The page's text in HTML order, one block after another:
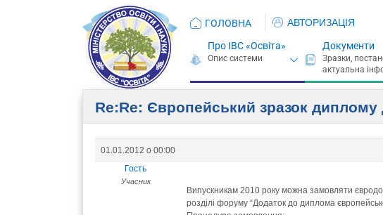
ГОЛОВНА АВТОРИЗАЦІЯ
Про ІВС «Освіта» Документи
Re:Re: Європейський зразок диплому
01.01.2012 о 00:00
Гость
Учасник
Випускникам 2010 року можна замовляти
розділі форуму “Додаток до диплома